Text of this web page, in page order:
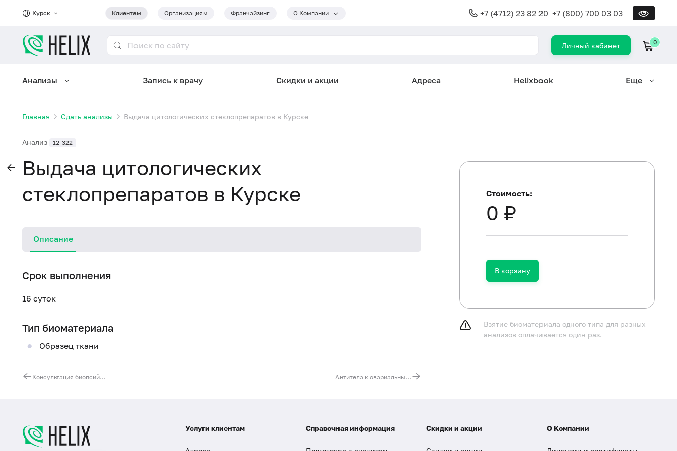
Курск Клиентам Организациям Франчайзинг О Компании +7 (4712) 23 82 20 +7 (800) 700 03 03
Личный кабинет 0
Анализы Запись к врачу Скидки и акции Адреса Helixbook Еще
Главная Сдать анализы Выдача цитологических стеклопрепаратов в Курске
Анализ 12-322
Выдача цитологических
стеклопрепаратов в Курске
Описание
Срок выполнения
16 суток
Тип биоматериала
Образец ткани
Консультация биопсийного (операционного) материала любой группы сложности (второе мнение – пересмотр гистологических препаратов 11 и более стекол) Антитела к овариальным (текальным) антигенам
Стоимость:
0 ₽
В корзину
Взятие биоматериала одного типа для разных
анализов оплачивается один раз.
Услуги клиентам Справочная информация Скидки и акции О Компании